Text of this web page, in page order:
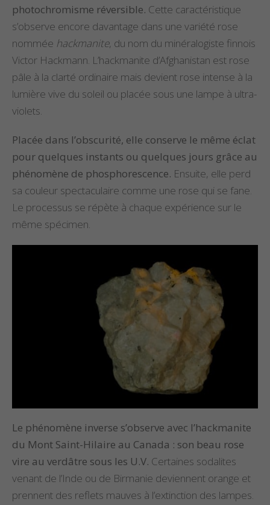
photochromisme réversible. Cette caractéristique
s’observe encore davantage dans une variété rose
nommée hackmanite, du nom du minéralogiste finnois
Victor Hackmann. L’hackmanite d’Afghanistan est rose
pâle à la clarté ordinaire mais devient rose intense à la
lumière vive du soleil ou placée sous une lampe à ultra-
violets.
Placée dans l’obscurité, elle conserve le même éclat
pour quelques instants ou quelques jours grâce au
phénomène de phosphorescence. Ensuite, elle perd
sa couleur spectaculaire comme une rose qui se fane.
Le processus se répète à chaque expérience sur le
même spécimen.
Le phénomène inverse s’observe avec l’hackmanite
du Mont Saint-Hilaire au Canada : son beau rose
vire au verdâtre sous les U.V. Certaines sodalites
venant de l’Inde ou de Birmanie deviennent orange et
prennent des reflets mauves à l’extinction des lampes.